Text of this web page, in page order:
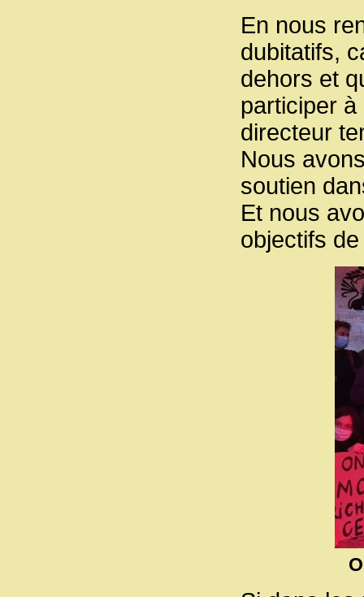
En nous
dubitatifs,
dehors et
participer à
directeur
Nous
soutien
Et nous
objectifs